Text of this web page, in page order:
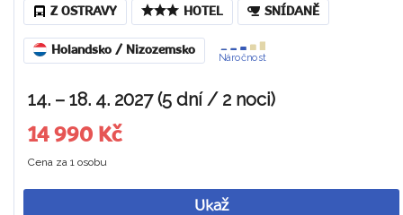
Z OSTRAVY HOTEL SNÍDANĚ
Holandsko / Nizozemsko
Náročnost
14. – 18. 4. 2027 (5 dní / 2 noci)
14 990 Kč
Cena za 1 osobu
Ukaž